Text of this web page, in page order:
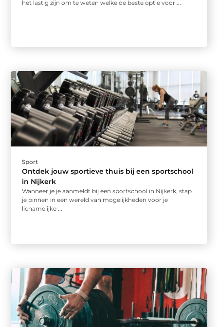
het lastig zijn om te weten welke de beste optie voor ...
Sport
Ontdek jouw sportieve thuis bij een sportschool
in Nijkerk
Wanneer je je aanmeldt bij een sportschool in Nijkerk, stap
je binnen in een wereld van mogelijkheden voor je
lichamelijke ...